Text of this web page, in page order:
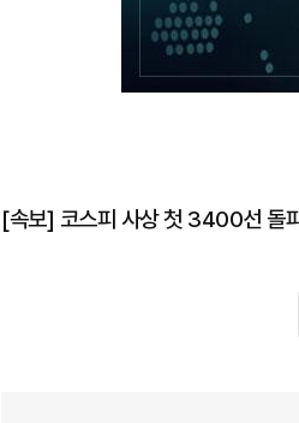
[속보] 코스피 사상 첫 3400선 돌